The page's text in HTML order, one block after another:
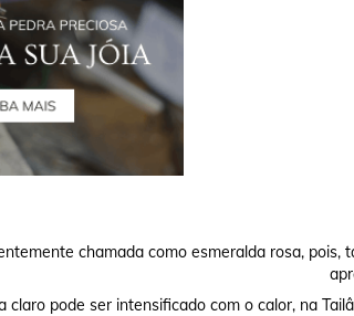
chamada como esmeralda rosa, pois,
claro pode ser intensificado com o calor, na